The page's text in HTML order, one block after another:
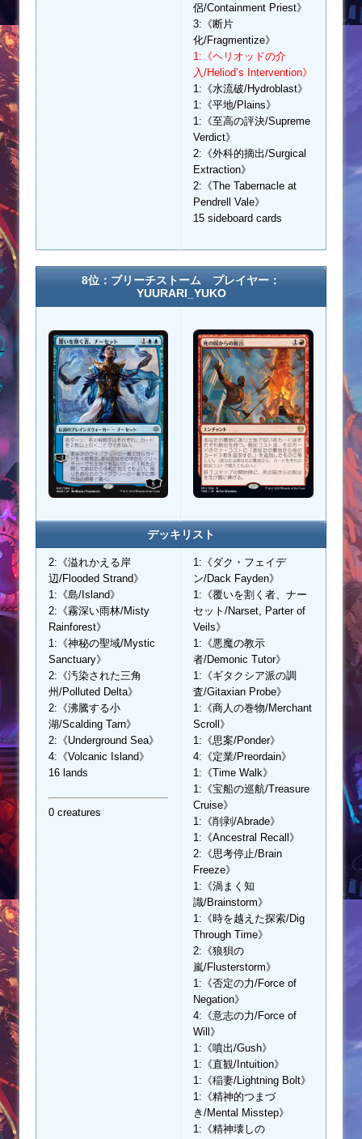
侶/Containment Priest》
3:《断片
化/Fragmentize》
1:《ヘリオッドの介
入/Heliod’s Intervention》
1:《水流破/Hydroblast》
1:《平地/Plains》
1:《至高の評決/Supreme
Verdict》
2:《外科的摘出/Surgical
Extraction》
2:《The Tabernacle at
Pendrell Vale》
15 sideboard cards
8位：ブリーチストーム プレイヤー：
YUURARI_YUKO
デッキリスト
2:《溢れかえる岸
辺/Flooded Strand》
1:《島/Island》
2:《霧深い雨林/Misty
Rainforest》
1:《神秘の聖域/Mystic
Sanctuary》
2:《汚染された三角
州/Polluted Delta》
2:《沸騰する小
湖/Scalding Tarn》
2:《Underground Sea》
4:《Volcanic Island》
16 lands
0 creatures
1:《ダク・フェイデ
ン/Dack Fayden》
1:《覆いを割く者、ナー
セット/Narset, Parter of
Veils》
1:《悪魔の教示
者/Demonic Tutor》
1:《ギタクシア派の調
査/Gitaxian Probe》
1:《商人の巻物/Merchant
Scroll》
1:《思案/Ponder》
4:《定業/Preordain》
1:《Time Walk》
1:《宝船の巡航/Treasure
Cruise》
1:《削剥/Abrade》
1:《Ancestral Recall》
2:《思考停止/Brain
Freeze》
1:《渦まく知
識/Brainstorm》
1:《時を越えた探索/Dig
Through Time》
2:《狼狽の
嵐/Flusterstorm》
1:《否定の力/Force of
Negation》
4:《意志の力/Force of
Will》
1:《噴出/Gush》
1:《直観/Intuition》
1:《稲妻/Lightning Bolt》
1:《精神的つまづ
き/Mental Misstep》
1:《精神壊しの